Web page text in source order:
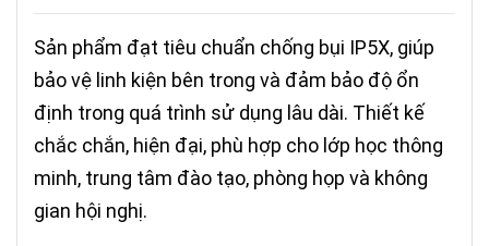
Sản phẩm đạt tiêu chuẩn chống bụi IP5X, giúp
bảo vệ linh kiện bên trong và đảm bảo độ ổn
định trong quá trình sử dụng lâu dài. Thiết kế
chắc chắn, hiện đại, phù hợp cho lớp học thông
minh, trung tâm đào tạo, phòng họp và không
gian hội nghị.